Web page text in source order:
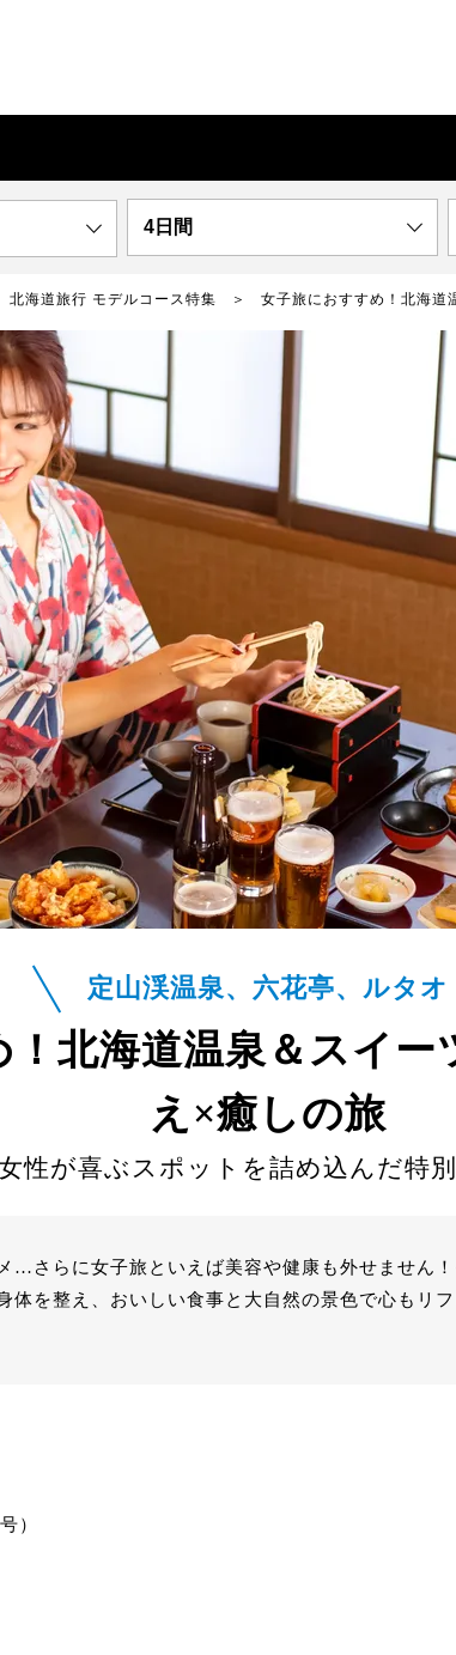
4日間
北海道旅行 モデルコース特集 女子旅におすすめ！北海道
定山渓温泉、六花亭、ルタオ
北海道温泉＆スイー
え×癒しの旅
性が喜ぶスポットを詰め込んだ特
…さらに女子旅といえば美容や健康も外せません
体を整え、おいしい食事と大自然の景色で心もリ
）